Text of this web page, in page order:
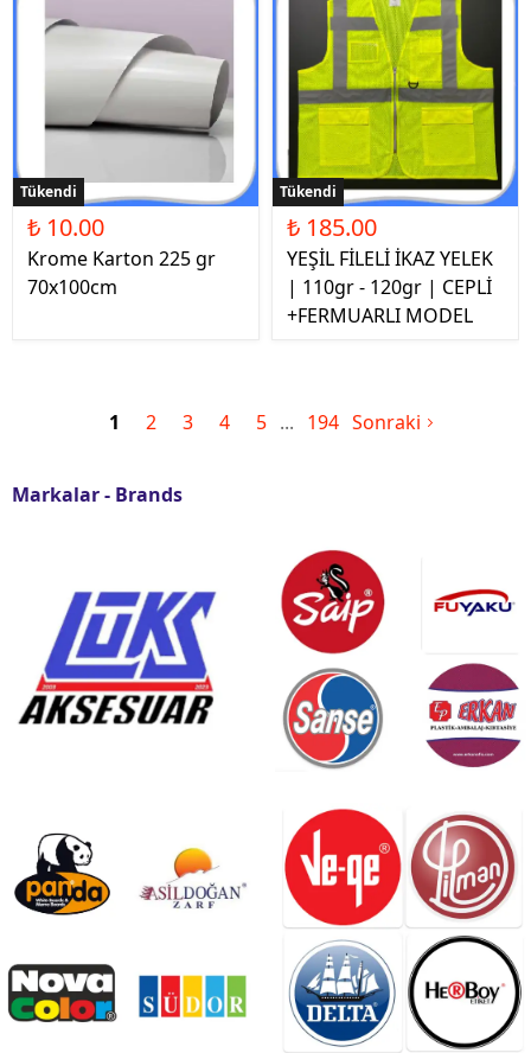
Tükendi
₺ 10.00
Krome Karton 225 gr
70x100cm
Tükendi
₺ 185.00
YEŞİL FİLELİ İKAZ YELEK
| 110gr - 120gr | CEPLİ
+FERMUARLI MODEL
1 2 3 4 5 194 Sonraki
Markalar - Brands